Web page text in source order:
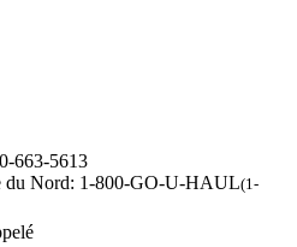
663-5613
du Nord: 1-800-GO-U-HAUL(1-